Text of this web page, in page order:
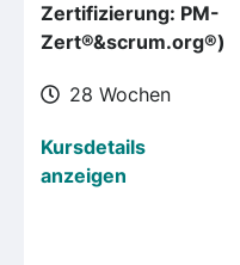
Zertifizierung: PM-
Zert®&scrum.org®)
28 Wochen
Kursdetails
anzeigen